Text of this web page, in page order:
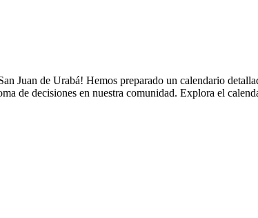
Juan de Urabá! Hemos preparado un calendario
de decisiones en nuestra comunidad. Explora el